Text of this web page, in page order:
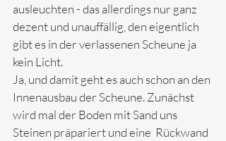
ausleuchten - das allerdings nur ganz
dezent und unauffällig, den eigentlich
gibt es in der verlassenen Scheune ja
kein Licht.
Ja, und damit geht es auch schon an den
Innenausbau der Scheune. Zunächst
wird mal der Boden mit Sand uns
Steinen präpariert und eine  Rückwand